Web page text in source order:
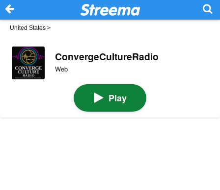
United States >
ConvergeCultureRadio
Web
Play